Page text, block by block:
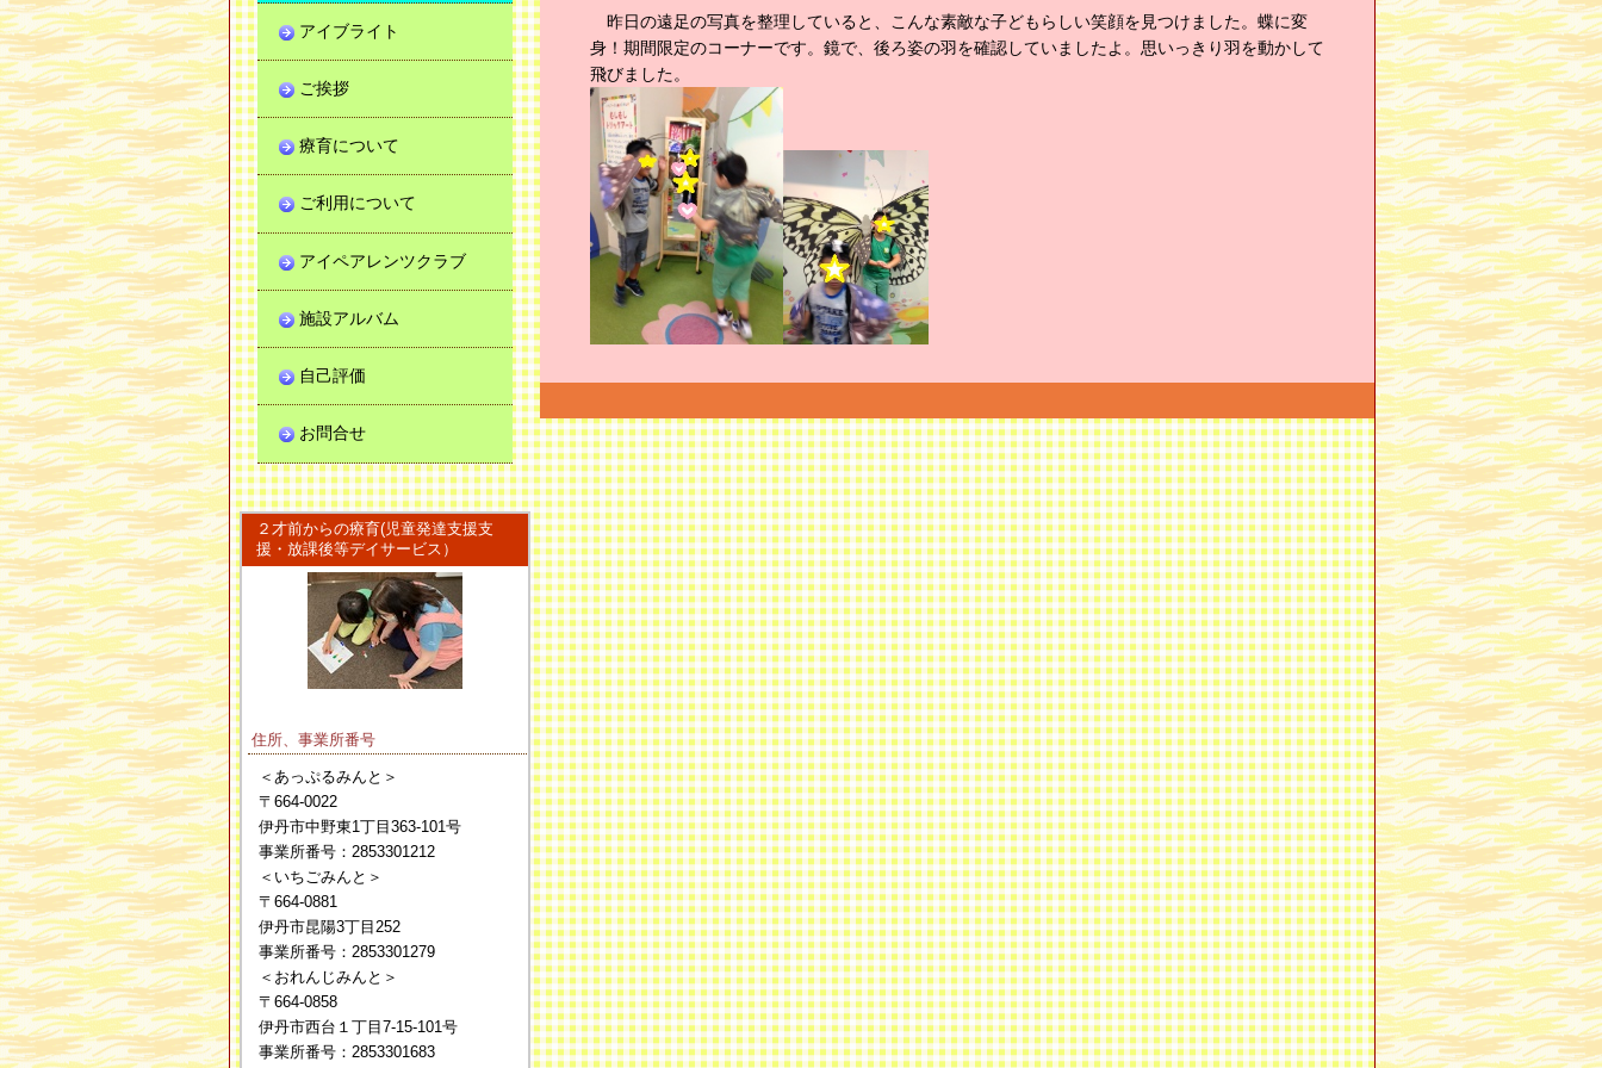
昨日の遠足の写真を整理していると、こんな素敵な子どもらしい笑顔を見つけました。蝶に変
身！期間限定のコーナーです。鏡で、後ろ姿の羽を確認していましたよ。思いっきり羽を動かして
飛びました。
アイブライト
ご挨拶
療育について
ご利用について
アイペアレンツクラブ
施設アルバム
自己評価
お問合せ
２才前からの療育(児童発達支援支
援・放課後等デイサービス）
住所、事業所番号
＜あっぷるみんと＞
〒664-0022
伊丹市中野東1丁目363-101号
事業所番号：2853301212
＜いちごみんと＞
〒664-0881
伊丹市昆陽3丁目252
事業所番号：2853301279
＜おれんじみんと＞
〒664-0858
伊丹市西台１丁目7-15-101号
事業所番号：2853301683